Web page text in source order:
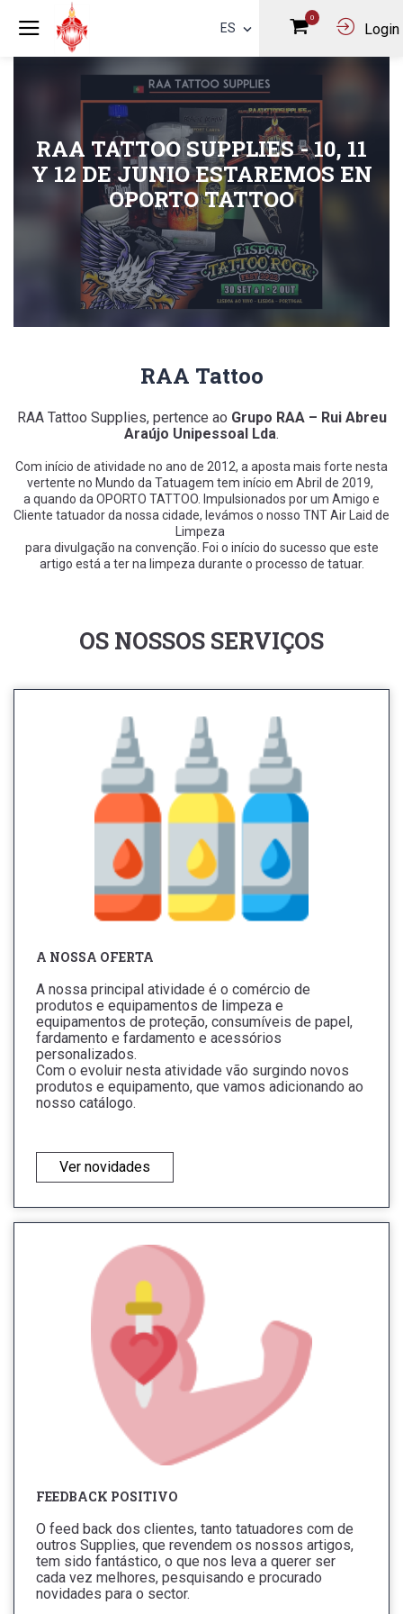
ES
0
Login
RAA TATTOO SUPPLIES - 10, 11
Y 12 DE JUNIO ESTAREMOS EN
OPORTO TATTOO
RAA Tattoo
RAA Tattoo Supplies, pertence ao Grupo RAA – Rui Abreu
Araújo Unipessoal Lda.
Com início de atividade no ano de 2012, a aposta mais forte nesta
vertente no Mundo da Tatuagem tem início em Abril de 2019,
a quando da OPORTO TATTOO. Impulsionados por um Amigo e
Cliente tatuador da nossa cidade, l evámos o nosso TNT Air Laid de
Limpeza
para divulgação na convenção. Foi o início do sucesso que este
artigo está a ter na limpeza durante o processo de tatuar.
OS NOSSOS SERVIÇOS
A NOSSA OFERTA
A nossa principal atividade é o comércio de
produtos e equipamentos de limpeza e
equipamentos de proteção, consumíveis de papel,
fardamento e fardamento e acessórios
personalizados.
Com o evoluir nesta atividade vão surgindo novos
produtos e equipamento, que vamos adicionando ao
nosso catálogo.
Ver novidades
FEEDBACK POSITIVO
O feed back dos clientes, tanto tatuadores com de
outros Supplies, que revendem os nossos artigos,
tem sido fantástico, o que nos leva a querer ser
cada vez melhores, pesquisando e procurado
novidades para o sector.